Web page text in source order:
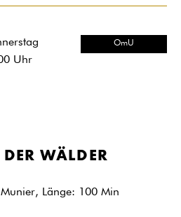
Uhr
OmU
WÄLDER
Länge: 100 Min